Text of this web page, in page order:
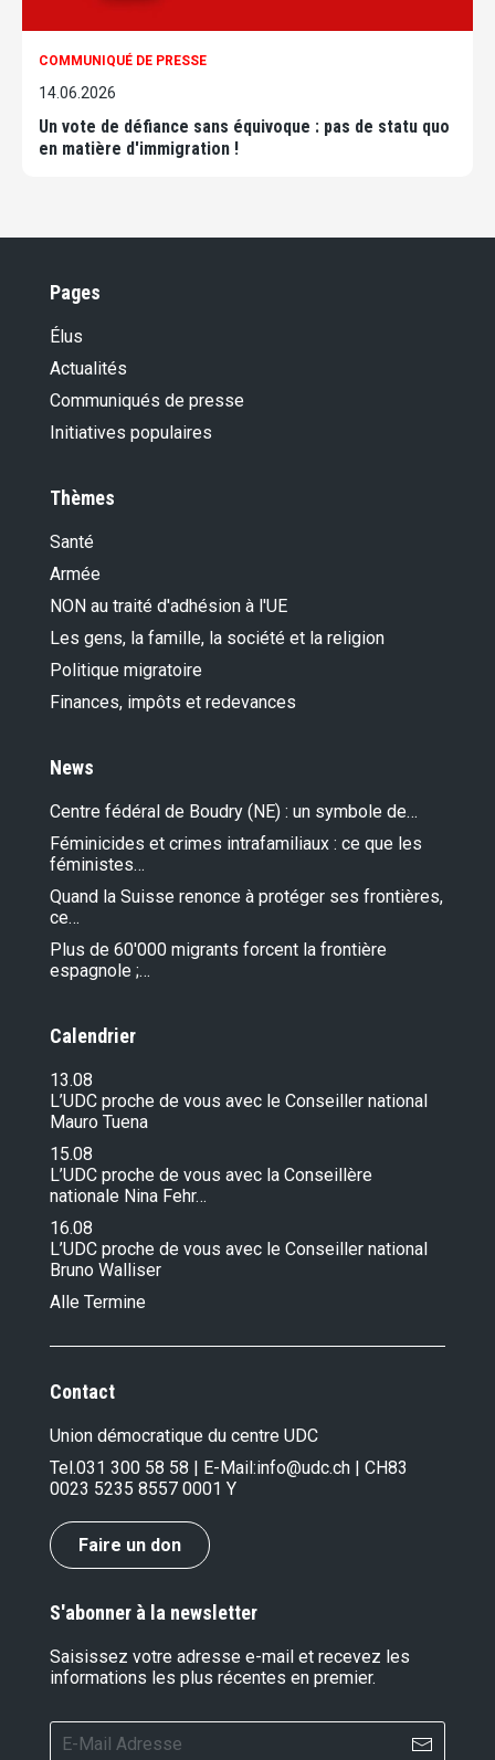
COMMUNIQUÉ DE PRESSE
14.06.2026
Un vote de défiance sans équivoque : pas de statu quo
en matière d'immigration !
Pages
Élus
Actualités
Communiqués de presse
Initiatives populaires
Thèmes
Santé
Armée
NON au traité d'adhésion à l'UE
Les gens, la famille, la société et la religion
Politique migratoire
Finances, impôts et redevances
News
Centre fédéral de Boudry (NE) : un symbole de…
Féminicides et crimes intrafamiliaux : ce que les
féministes…
Quand la Suisse renonce à protéger ses frontières,
ce…
Plus de 60'000 migrants forcent la frontière
espagnole ;…
Calendrier
13.08
L’UDC proche de vous avec le Conseiller national
Mauro Tuena
15.08
L’UDC proche de vous avec la Conseillère
nationale Nina Fehr…
16.08
L’UDC proche de vous avec le Conseiller national
Bruno Walliser
Alle Termine
Contact
Union démocratique du centre UDC
Tel.031 300 58 58 | E-Mail:info@udc.ch | CH83
0023 5235 8557 0001 Y
Faire un don
S'abonner à la newsletter
Saisissez votre adresse e-mail et recevez les
informations les plus récentes en premier.